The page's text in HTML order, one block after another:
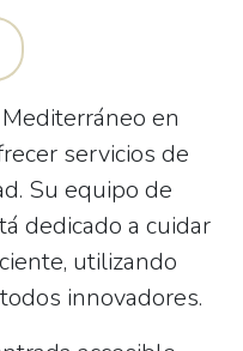
en
servicios de
Su equipo de
dedicado a cuidar
utilizando
innovadores.